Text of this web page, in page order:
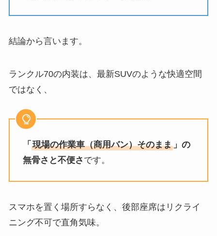
結論から言います。
ランクル70の内装は、最新SUVのような快適空間
ではなく、
「 現場の作業車（商用バン）そのまま」の
無骨さと不便さ です。
スマホを置く場所すらなく、後部座席はリクライ
ニング不可で直角気味。